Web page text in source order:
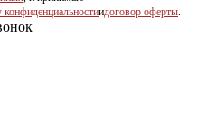
идоговор оферты.